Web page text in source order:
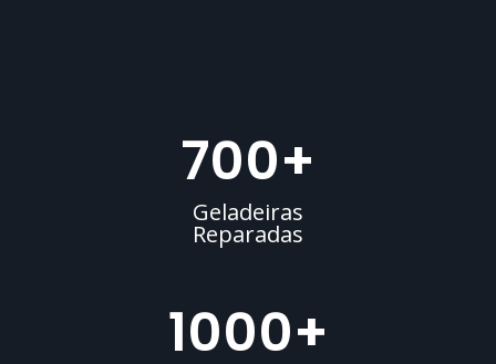
700+
Geladeiras
Reparadas
1000+